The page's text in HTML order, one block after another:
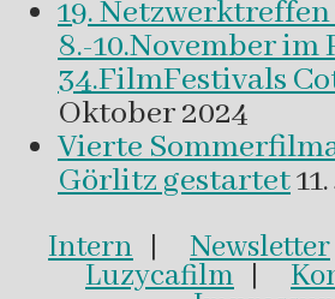
19.
8.-10.November im
34.FilmFestivals
Oktober 2024
Vierte
Görlitz gestartet
Intern | Newsletter
Luzycafilm |